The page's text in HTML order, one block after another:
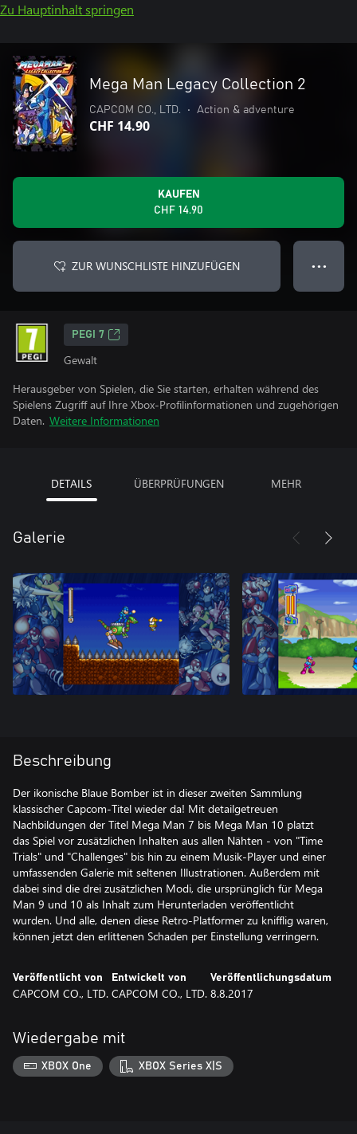
Zu Hauptinhalt springen
Mega Man Legacy Collection 2
CAPCOM CO., LTD. • Action & adventure
CHF 14.90
KAUFEN
CHF 14.90
ZUR WUNSCHLISTE HINZUFÜGEN ● ● ●
PEGI 7
Gewalt
Herausgeber von Spielen, die Sie starten, erhalten während des
Spielens Zugriff auf Ihre Xbox-Profilinformationen und zugehörigen
Daten. Weitere Informationen
DETAILS ÜBERPRÜFUNGEN MEHR
Galerie
Beschreibung
Der ikonische Blaue Bomber ist in dieser zweiten Sammlung
klassischer Capcom-Titel wieder da! Mit detailgetreuen
Nachbildungen der Titel Mega Man 7 bis Mega Man 10 platzt
das Spiel vor zusätzlichen Inhalten aus allen Nähten - von "Time
Trials" und "Challenges" bis hin zu einem Musik-Player und einer
umfassenden Galerie mit seltenen Illustrationen. Außerdem mit
dabei sind die drei zusätzlichen Modi, die ursprünglich für Mega
Man 9 und 10 als Inhalt zum Herunterladen veröffentlicht
wurden. Und alle, denen diese Retro-Platformer zu knifflig waren,
können jetzt den erlittenen Schaden per Einstellung verringern.
Veröffentlicht von
CAPCOM CO., LTD.
Entwickelt von
CAPCOM CO., LTD.
Veröffentlichungsdatum
8.8.2017
Wiedergabe mit
XBOX One XBOX Series X|S